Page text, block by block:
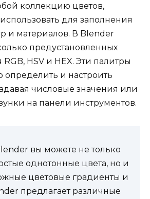
коллекцию цветов,
для заполнения
и материалов. В Blender
предустановленных
HSV и HEX. Эти палитры
определить и настроить
числовые значения или
на панели инструментов.
вы можете не только
однотонные цвета, но и
цветовые градиенты и
предлагает различные